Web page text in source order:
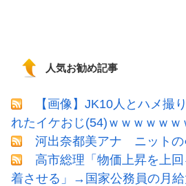
人気お勧め記事
【画像】JK10人とハメ撮
れたイケおじ(54)ｗｗｗｗｗｗ
河出奈都美アナ ニットの
高市総理「物価上昇を上
着させる」→国家公務員の月